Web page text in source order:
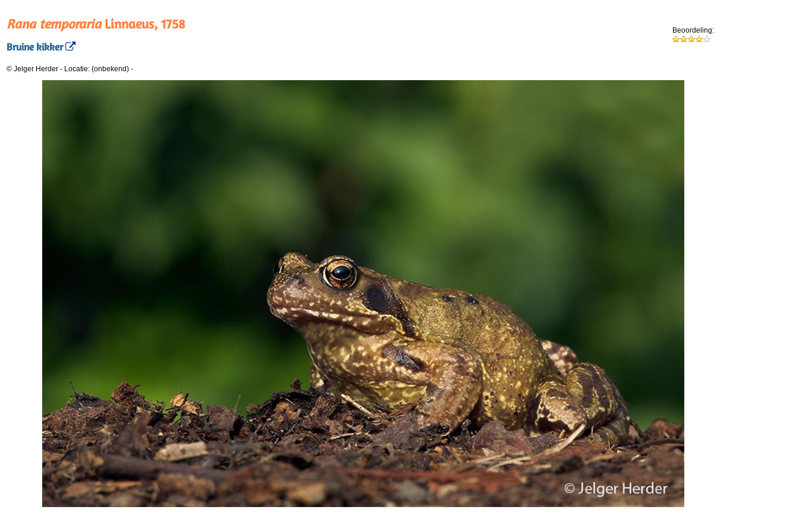
Rana temporariaLinnaeus, 1758
Bruine kikker
Beoordeling:
© Jelger Herder - Locatie: (onbekend) -